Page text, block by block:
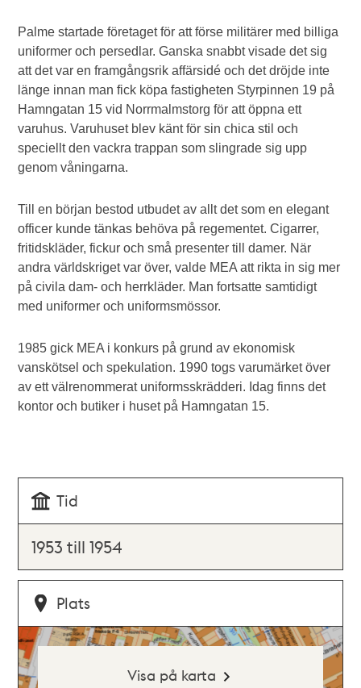
Palme startade företaget för att förse militärer med billiga
uniformer och persedlar. Ganska snabbt visade det sig
att det var en framgångsrik affärsidé och det dröjde inte
länge innan man fick köpa fastigheten Styrpinnen 19 på
Hamngatan 15 vid Norrmalmstorg för att öppna ett
varuhus. Varuhuset blev känt för sin chica stil och
speciellt den vackra trappan som slingrade sig upp
genom våningarna.
Till en början bestod utbudet av allt det som en elegant
officer kunde tänkas behöva på regementet. Cigarrer,
fritidskläder, fickur och små presenter till damer. När
andra världskriget var över, valde MEA att rikta in sig mer
på civila dam- och herrkläder. Man fortsatte samtidigt
med uniformer och uniformsmössor.
1985 gick MEA i konkurs på grund av ekonomisk
vanskötsel och spekulation. 1990 togs varumärket över
av ett välrenommerat uniformsskrädderi. Idag finns det
kontor och butiker i huset på Hamngatan 15.
Tid
1953 till 1954
Plats
Visa på karta